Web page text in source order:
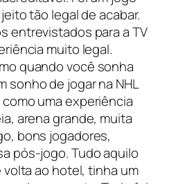
tão legal de acabar.
entrevistados para a TV
muito legal.
quando você sonha
sonho de jogar na NHL
uma experiência
arena grande, muita
bons jogadores,
pós-jogo. Tudo aquilo
volta ao hotel, tinha um